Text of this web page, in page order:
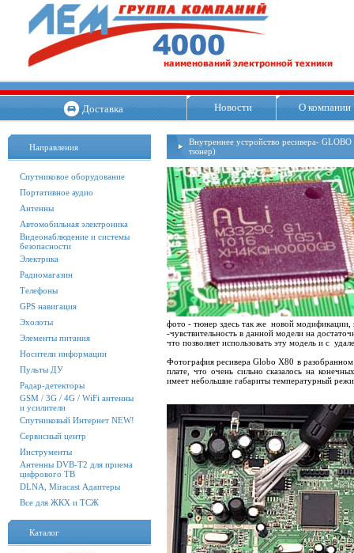
Доставка Новости О компании
Направления
Спутниковое оборудование
Портативное аудио
Антенны
Автомобильная электроника
Видеонаблюдение и системы
безопасности
Электрика
Радиомагазин
Телефоны
GPS навигация
Эхолоты
Элементы питания
Носители информации
Пульты ДУ
Радар-детекторы
GSM / 3G / 4G / WiFi антенны
и усилители
Спутниковый Интернет NEW!
Сервисный центр
Инструменты
Антенны DVB-T2 для приема
цифрового ТВ
DLNA, Miracast Адаптеры
Все для ЖКХ и ТСЖ
Каталог
Внутреннее устройство ресивера-
тюнер)
фото - тюнер здесь так же новой модификации,
-чувствительность в данной модели на
что позволяет использовать эту модель и с
Фотография ресивера Globo X80 в
плате, что очень сильно сказалось на
имеет небольшие габариты температурный